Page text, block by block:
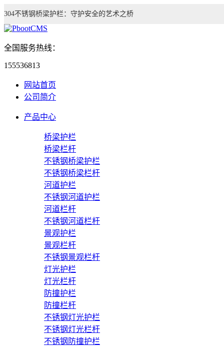
304不锈钢桥梁护栏：守护安全的艺术之桥
全国服务热线：
155536813
网站首页
公司简介
产品中心
桥梁护栏
桥梁栏杆
不锈钢桥梁护栏
不锈钢桥梁栏杆
河道护栏
不锈钢河道护栏
河道栏杆
不锈钢河道栏杆
景观护栏
景观栏杆
不锈钢景观栏杆
灯光护栏
灯光栏杆
防撞护栏
防撞栏杆
不锈钢灯光护栏
不锈钢灯光栏杆
不锈钢防撞护栏